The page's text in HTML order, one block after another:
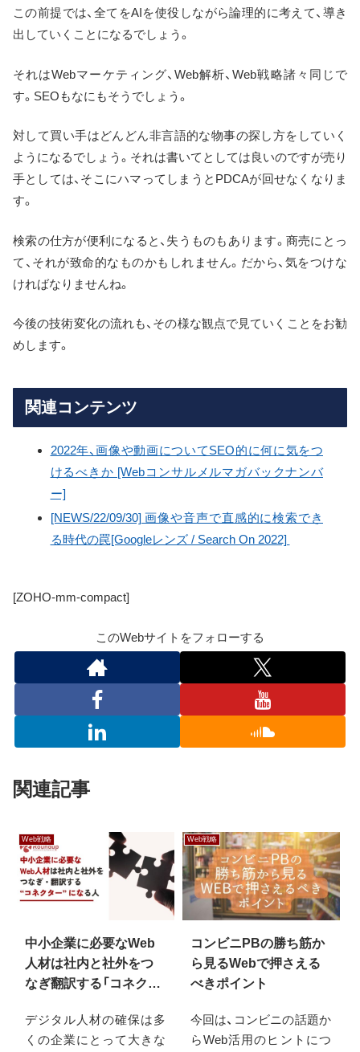
この前提では、全てをAIを使役しながら論理的に考えて、導き
出していくことになるでしょう。
それはWebマーケティング、Web解析、Web戦略諸々同じで
す。SEOもなにもそうでしょう。
対して買い手はどんどん非言語的な物事の探し方をしていく
ようになるでしょう。それは書いてとしては良いのですが売り
手としては、そこにハマってしまうとPDCAが回せなくなりま
す。
検索の仕方が便利になると、失うものもあります。商売にとっ
て、それが致命的なものかもしれません。だから、気をつけな
ければなりませんね。
今後の技術変化の流れも、その様な観点で見ていくことをお勧
めします。
関連コンテンツ
2022年、画像や動画についてSEO的に何に気をつ
けるべきか [Webコンサルメルマガバックナンバ
ー]
[NEWS/22/09/30] 画像や音声で直感的に検索でき
る時代の罠[Googleレンズ / Search On 2022]
[ZOHO-mm-compact]
このWebサイトをフォローする
関連記事
Web戦略
中小企業に必要なWeb
人材は社内と社外をつ
なぎ翻訳する「コネクタ
デジタル人材の確保は多
くの企業にとって大きな
Web戦略
コンビニPBの勝ち筋か
ら見るWebで押さえる
べきポイント
今回は、コンビニの話題か
らWeb活用のヒントにつ